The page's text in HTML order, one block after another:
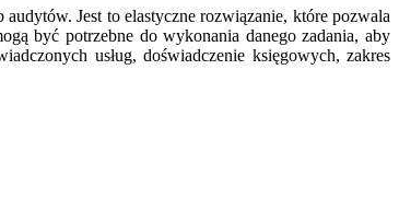
Jest to elastyczne rozwiązanie, które pozwala
być potrzebne do wykonania danego zadania, aby
usług, doświadczenie księgowych, zakres